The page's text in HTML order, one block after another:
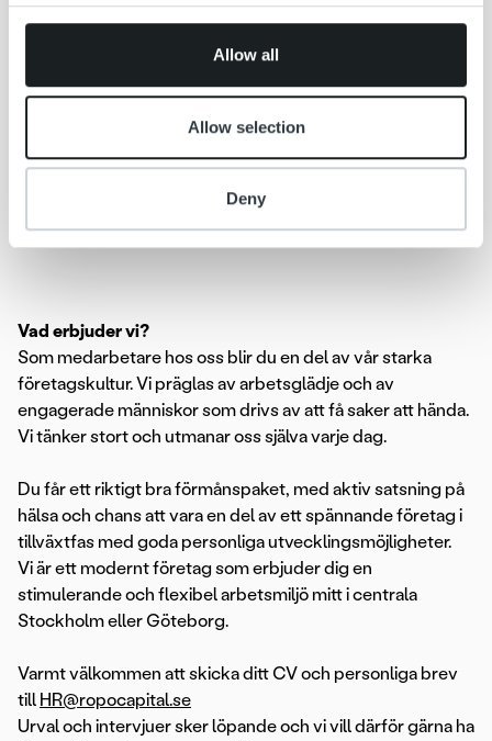
provided to them or that they’ve collected from your use
Allow all
Allow selection
Deny
Finland och har genom förvärv de senaste åren
expanderat till den nordiska marknaden. Idag har vi ca 400
anställda specialister i Finland, Sverige och Norge och mer
miljoner fakturor och andra dokument årligen. Vårt mål är
att år 2023 vara den ledande leverantören i Norden av
tjänster inom fakturans livscykel
Vad erbjuder vi?
Som medarbetare hos oss blir du en del av vår starka
företagskultur. Vi präglas av arbetsglädje och av
engagerade människor som drivs av att få saker att hända.
Vi tänker stort och utmanar oss själva varje dag.
Du får ett riktigt bra förmånspaket, med aktiv satsning på
hälsa och chans att vara en del av ett spännande företag i
tillväxtfas med goda personliga utvecklingsmöjligheter.
Vi är ett modernt företag som erbjuder dig en
stimulerande och flexibel arbetsmiljö mitt i centrala
Stockholm eller Göteborg.
Varmt välkommen att skicka ditt CV och personliga brev
till HR@ropocapital.se
Urval och intervjuer sker löpande och vi vill därför gärna ha